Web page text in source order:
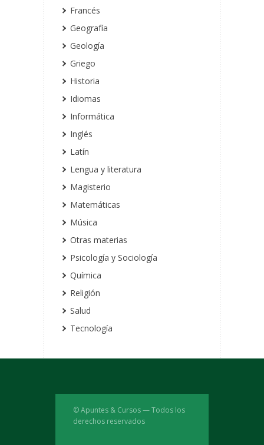
Francés
Geografía
Geología
Griego
Historia
Idiomas
Informática
Inglés
Latín
Lengua y literatura
Magisterio
Matemáticas
Música
Otras materias
Psicología y Sociología
Química
Religión
Salud
Tecnología
© Apuntes & Cursos — Todos los
derechos reservados